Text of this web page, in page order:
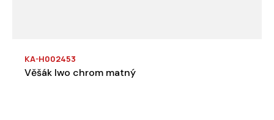
KA-H002453
Věšák Iwo chrom matný